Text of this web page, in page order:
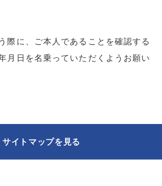
際に、ご本人であることを確認する
月日を名乗っていただくようお願い
サイトマップを見る